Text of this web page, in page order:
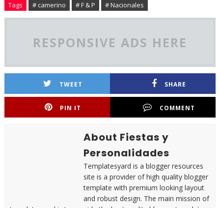
Tags # camerino # F & P # Nacionales
RESPONSIVE ADS HERE
TWEET SHARE
PIN IT COMMENT
About Fiestas y
Personalidades
Templatesyard is a blogger resources
site is a provider of high quality blogger
template with premium looking layout
and robust design. The main mission of